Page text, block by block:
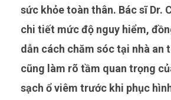
sức khỏe toàn thân. Bác sĩ Dr.
chi tiết mức độ nguy hiểm,
dẫn cách chăm sóc tại nhà an
cũng làm rõ tầm quan trọng
sạch ổ viêm trước khi phục